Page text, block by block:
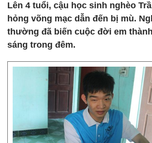
Lên 4 tuổi, cậu học sinh nghèo
hỏng võng mạc dẫn đến bị mù.
thường đã biến cuộc đời em
sáng trong đêm.